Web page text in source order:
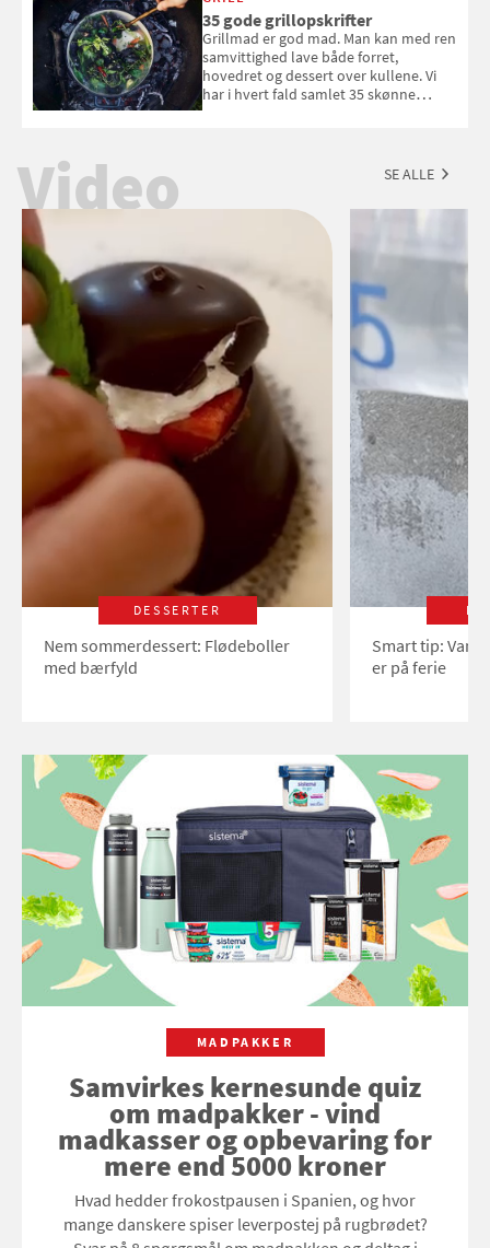
du kan vinde 6 flasker vin fra Viña
Esmeralda. Konkurrencen slutter 1.
september 2026.
35 gode grillopskrifter
Grillmad er god mad. Man kan med ren
samvittighed lave både forret,
hovedret og dessert over kullene. Vi
har i hvert fald samlet 35 skønne
Video SE ALLE
DESSERTER
Nem sommerdessert: Flødeboller
med bærfyld
Smart tip:
er på ferie
MADPAKKER
Samvirkes kernesunde quiz
om madpakker - vind
madkasser og opbevaring for
mere end 5000 kroner
Hvad hedder frokostpausen i Spanien, og hvor
mange danskere spiser leverpostej på rugbrødet?